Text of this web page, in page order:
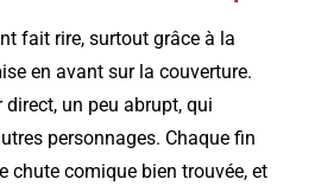
fait rire, surtout grâce à la
en avant sur la couverture.
direct, un peu abrupt, qui
personnages. Chaque fin
chute comique bien trouvée, et